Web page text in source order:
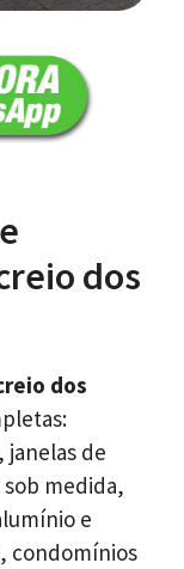
dos
dos
janelas de
medida,
e
condomínios